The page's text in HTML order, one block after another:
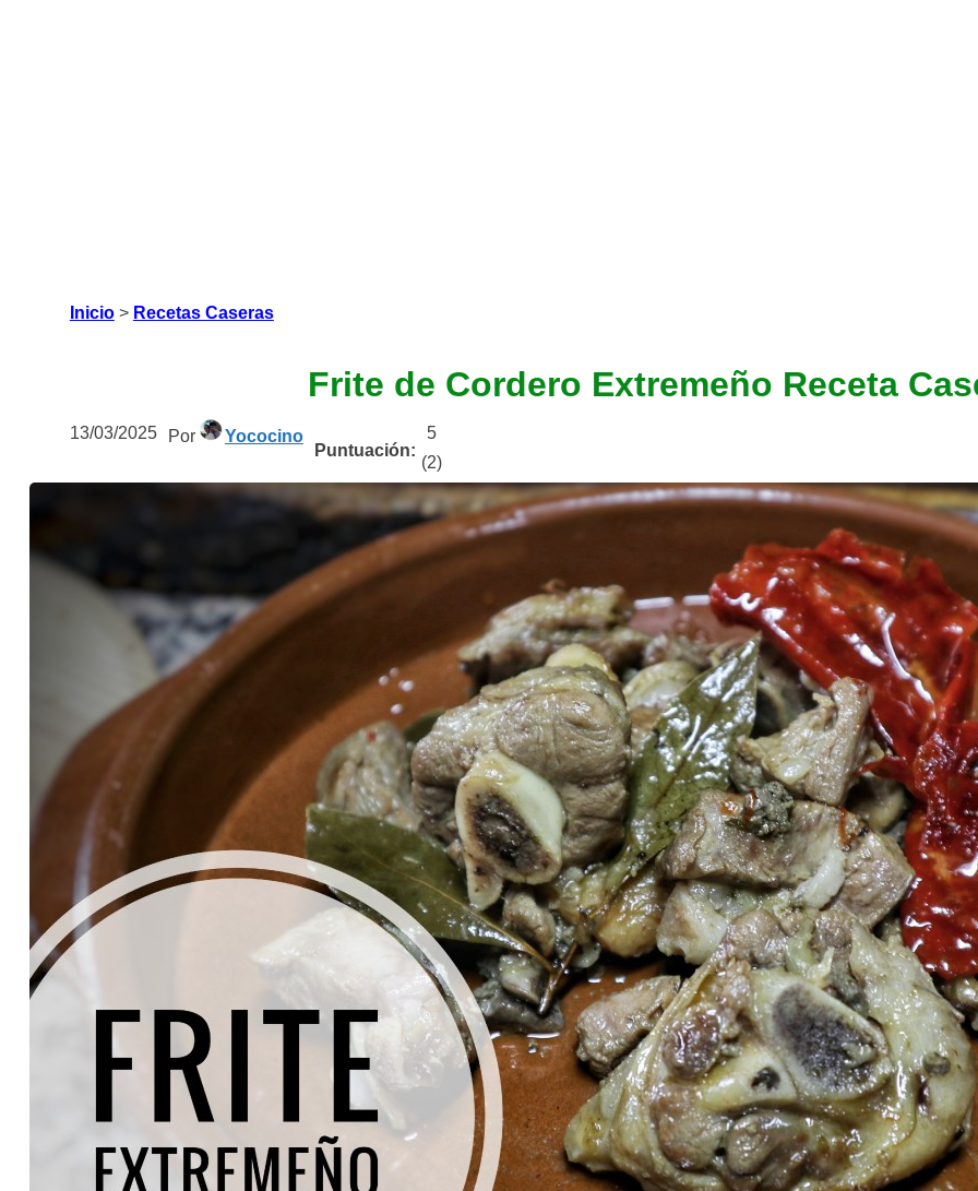
Inicio> Recetas Caseras
Frite de Cordero Extremeño Receta
13/03/2025 Por Yococino
Puntuación:
5
(2)